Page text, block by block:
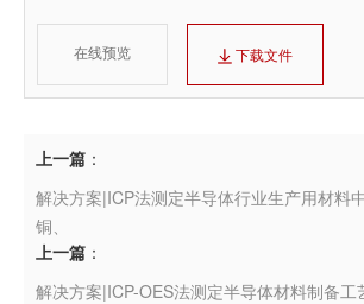
在线预览 下载文件
上一篇 ：
解决方案|ICP法测定半导体行业生产用材料
铜、
上一篇 ：
解决方案|ICP-OES法测定半导体材料制备工